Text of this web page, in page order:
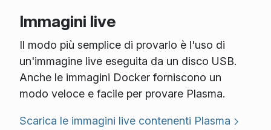
Immagini live
Il modo più semplice di provarlo è l'uso di
un'immagine live eseguita da un disco USB.
Anche le immagini Docker forniscono un
modo veloce e facile per provare Plasma.
Scarica le immagini live contenenti Plasma